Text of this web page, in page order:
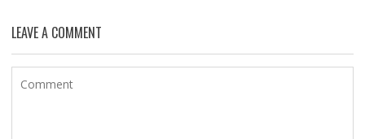
LEAVE A COMMENT